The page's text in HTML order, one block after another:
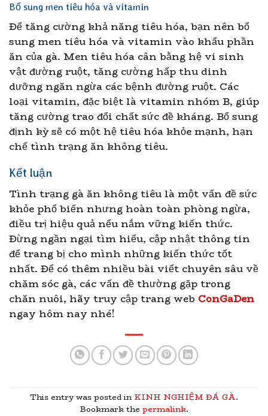
Bổ sung men tiêu hóa và vitamin
Để tăng cường khả năng tiêu hóa, bạn nên bổ
sung men tiêu hóa và vitamin vào khẩu phần
ăn của gà. Men tiêu hóa cân bằng hệ vi sinh
vật đường ruột, tăng cường hấp thu dinh
dưỡng ngăn ngừa các bệnh đường ruột. Các
loại vitamin, đặc biệt là vitamin nhóm B, giúp
tăng cường trao đổi chất sức đề kháng. Bổ sung
định kỳ sẽ có một hệ tiêu hóa khỏe mạnh, hạn
chế tình trạng ăn không tiêu.
Kết luận
Tình trạng gà ăn không tiêu là một vấn đề sức
khỏe phổ biến nhưng hoàn toàn phòng ngừa,
điều trị hiệu quả nếu nắm vững kiến thức.
Đừng ngần ngại tìm hiểu, cập nhật thông tin
để trang bị cho mình những kiến thức tốt
nhất. Để có thêm nhiều bài viết chuyên sâu về
chăm sóc gà, các vấn đề thường gặp trong
chăn nuôi, hãy truy cập trang web ConGaDen
ngay hôm nay nhé!
This entry was posted in KINH NGHIỆM ĐÁ GÀ.
Bookmark the permalink.